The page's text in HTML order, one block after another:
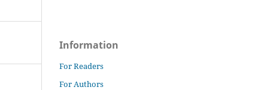
Information
For Readers
For Authors